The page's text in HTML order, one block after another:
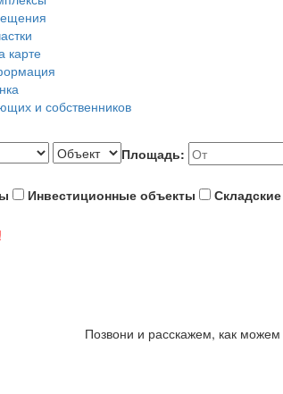
карте
и собственников
Площадь:
Инвестиционные объекты
Позвони и расскажем, как